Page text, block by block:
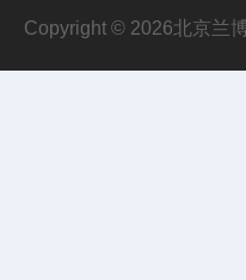
Copyright © 2026北京兰